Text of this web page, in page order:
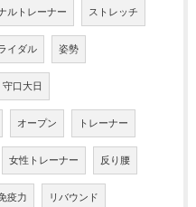
ルトレーナー ストレッチ
イダル 姿勢
守口大日
オープン トレーナー
女性トレーナー 反り腰
疫力 リバウンド